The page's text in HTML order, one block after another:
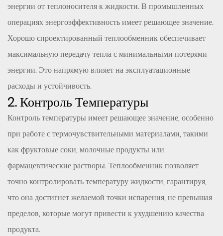
энергии от теплоносителя к жидкости. В промышленных
операциях энергоэффективность имеет решающее значение.
Хорошо спроектированный теплообменник обеспечивает
максимальную передачу тепла с минимальными потерями
энергии. Это напрямую влияет на эксплуатационные
расходы и устойчивость.
2. Контроль Температуры
Контроль температуры имеет решающее значение, особенно
при работе с термочувствительными материалами, такими
как фруктовые соки, молочные продукты или
фармацевтические растворы. Теплообменник позволяет
точно контролировать температуру жидкости, гарантируя,
что она достигнет желаемой точки испарения, не превышая
пределов, которые могут привести к ухудшению качества
продукта.